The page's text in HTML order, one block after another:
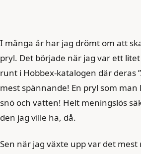
I många år har jag drömt om att
pryl. Det började när jag var ett
runt i Hobbex-katalogen där deras
mest spännande! En pryl som
snö och vatten! Helt meningslös
den jag ville ha, då.
Sen när jag växte upp var det